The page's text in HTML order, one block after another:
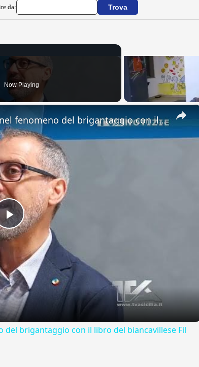
da:
Now Playing
×
Play
Video
“Nella mente dei briganti”. Viaggio nel fenomeno del brigantaggio con il libro del biancavillese Fil
del brigantaggio con il libro del biancavillese Fil